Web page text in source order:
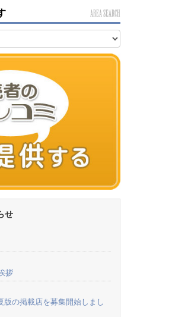
AREA SEARCH
せ
拶
版の掲載店を募集開始しまし